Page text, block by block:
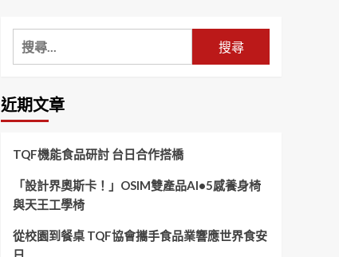
搜
尋
鍵
字:
近期文章
TQF機能食品研討 台日合作搭橋
「設計界奧斯卡！」OSIM雙產品AI•5感養身椅
與天王工學椅
從校園到餐桌 TQF協會攜手食品業響應世界食安